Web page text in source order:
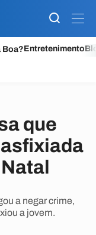
Boa?Entretenimento
que
a negar crime,
a jovem.